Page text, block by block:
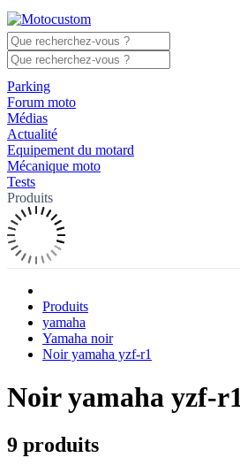
Parking
Forum moto
Médias
Actualité
Equipement du motard
Mécanique moto
Tests
Produits
Produits
yamaha
Yamaha noir
Noir yamaha yzf-r1
Noir yamaha yzf-
9 produits